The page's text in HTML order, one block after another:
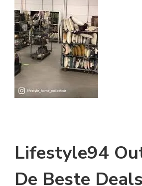
Lifestyle94
De Beste